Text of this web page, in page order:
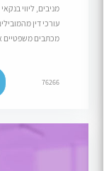
מניבים, ליווי
עורכי דין
מכתבים משפטיים
76266